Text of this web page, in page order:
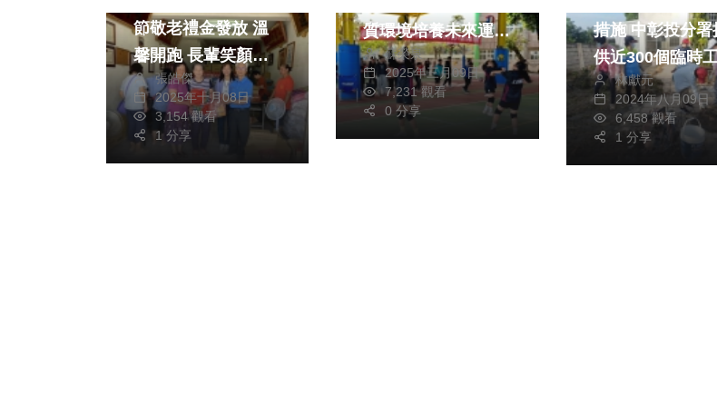
節敬老禮金發放 溫
馨開跑 長輩笑顏迎
重陽張皓傑
2025年十月08日
3,154 觀看
1 分享
質環境培養未來運動
人才蘇榮泉
2025年三月09日
7,231 觀看
0 分享
措施 中彰投分署提
供近300個臨時
機會林獻元
2024年八月09日
6,458 觀看
1 分享